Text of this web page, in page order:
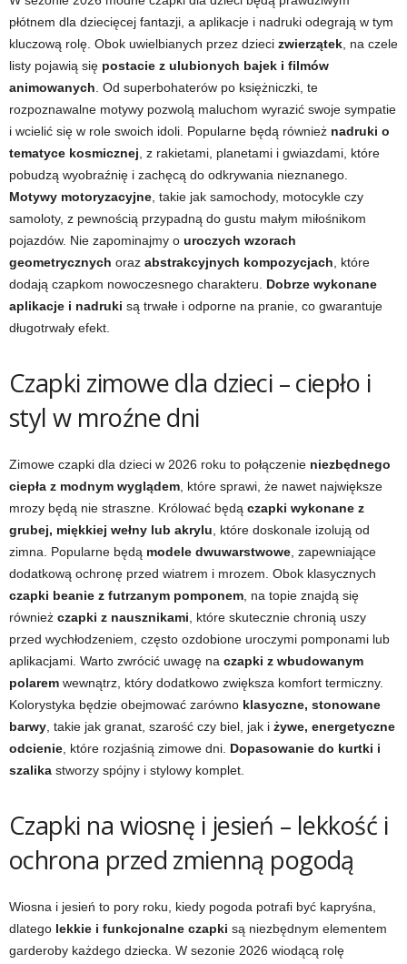
płótnem dla dziecięcej fantazji, a aplikacje i nadruki odegrają w tym
kluczową rolę. Obok uwielbianych przez dzieci zwierzątek , na czele
listy pojawią się postacie z ulubionych bajek i filmów
animowanych . Od superbohaterów po księżniczki, te
rozpoznawalne motywy pozwolą maluchom wyrazić swoje sympatie
i wcielić się w role swoich idoli. Popularne będą również nadruki o
tematyce kosmicznej , z rakietami, planetami i gwiazdami, które
pobudzą wyobraźnię i zachęcą do odkrywania nieznanego.
Motywy motoryzacyjne , takie jak samochody, motocykle czy
samoloty, z pewnością przypadną do gustu małym miłośnikom
pojazdów. Nie zapominajmy o uroczych wzorach
geometrycznych oraz abstrakcyjnych kompozycjach , które
dodają czapkom nowoczesnego charakteru. Dobrze wykonane
aplikacje i nadruki są trwałe i odporne na pranie, co gwarantuje
długotrwały efekt.
Czapki zimowe dla dzieci – ciepło i
styl w mroźne dni
Zimowe czapki dla dzieci w 2026 roku to połączenie niezbędnego
ciepła z modnym wyglądem , które sprawi, że nawet największe
mrozy będą nie straszne. Królować będą czapki wykonane z
grubej, miękkiej wełny lub akrylu , które doskonale izolują od
zimna. Popularne będą modele dwuwarstwowe , zapewniające
dodatkową ochronę przed wiatrem i mrozem. Obok klasycznych
czapki beanie z futrzanym pomponem , na topie znajdą się
również czapki z nausznikami , które skutecznie chronią uszy
przed wychłodzeniem, często ozdobione uroczymi pomponami lub
aplikacjami. Warto zwrócić uwagę na czapki z wbudowanym
polarem wewnątrz, który dodatkowo zwiększa komfort termiczny.
Kolorystyka będzie obejmować zarówno klasyczne, stonowane
barwy , takie jak granat, szarość czy biel, jak i żywe, energetyczne
odcienie , które rozjaśnią zimowe dni. Dopasowanie do kurtki i
szalika stworzy spójny i stylowy komplet.
Czapki na wiosnę i jesień – lekkość i
ochrona przed zmienną pogodą
Wiosna i jesień to pory roku, kiedy pogoda potrafi być kapryśna,
dlatego lekkie i funkcjonalne czapki są niezbędnym elementem
garderoby każdego dziecka. W sezonie 2026 wiodącą rolę